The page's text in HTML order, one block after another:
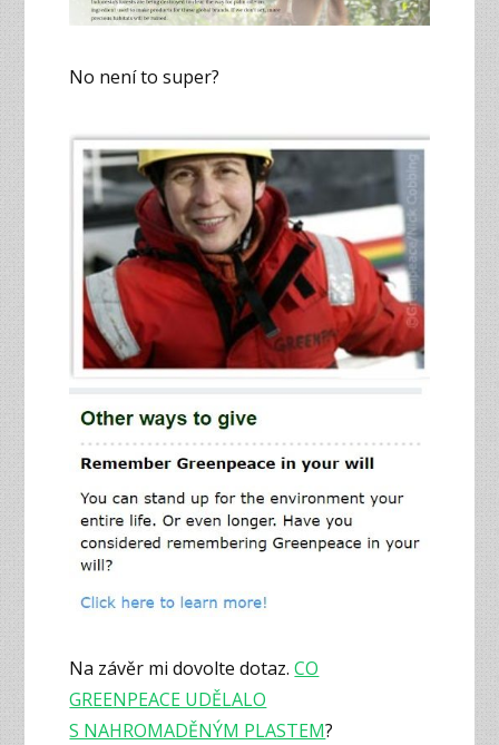
No není to super?
Na závěr mi dovolte dotaz.CO
GREENPEACE UDĚLALO
S NAHROMADĚNÝM PLASTEM?